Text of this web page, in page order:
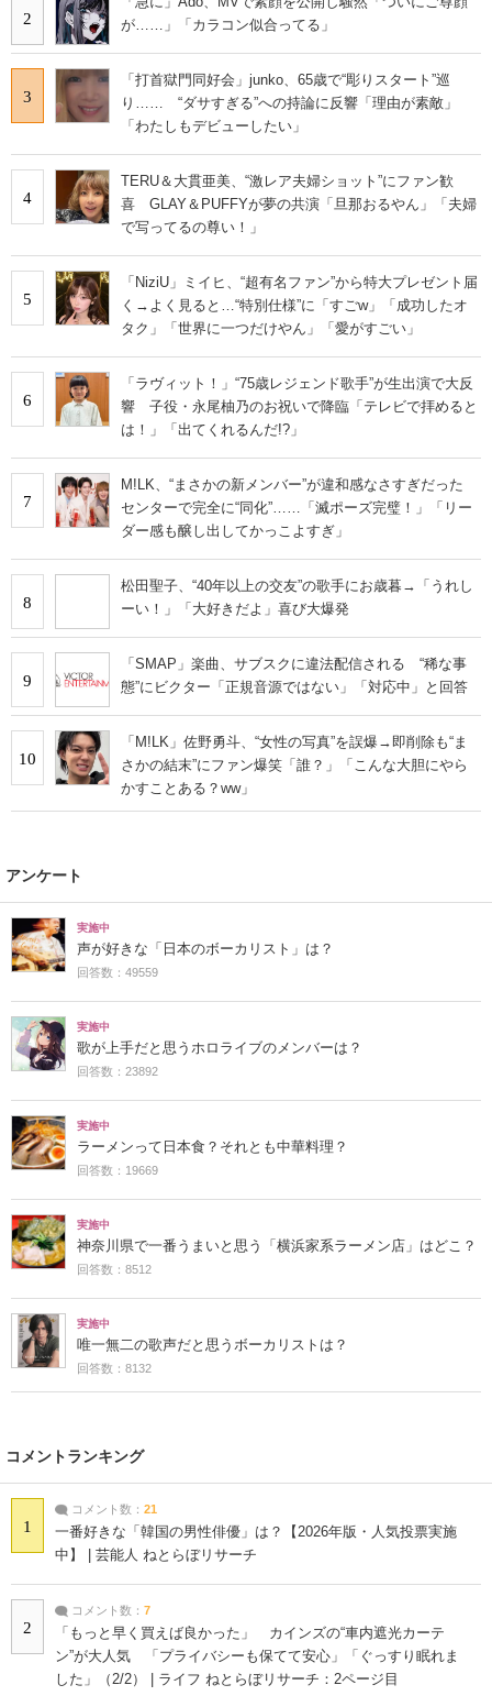
2
が……」「カラコン似合ってる」
3
「打首獄門同好会」junko、65歳で“彫りスタート”巡
り…… “ダサすぎる”への持論に反響「理由が素敵」
「わたしもデビューしたい」
4
TERU＆大貫亜美、“激レア夫婦ショット”にファン歓
喜 GLAY＆PUFFYが夢の共演「旦那おるやん」「夫婦
で写ってるの尊い！」
5
「NiziU」ミイヒ、“超有名ファン”から特大プレゼント届
く→よく見ると…“特別仕様”に「すごw」「成功したオ
タク」「世界に一つだけやん」「愛がすごい」
6
「ラヴィット！」“75歳レジェンド歌手”が生出演で大反
響 子役・永尾柚乃のお祝いで降臨「テレビで拝めると
は！」「出てくれるんだ!?」
7
M!LK、“まさかの新メンバー”が違和感なさすぎだった
センターで完全に“同化”……「滅ポーズ完璧！」「リー
ダー感も醸し出してかっこよすぎ」
8
松田聖子、“40年以上の交友”の歌手にお歳暮→「うれし
ーい！」「大好きだよ」喜び大爆発
9
「SMAP」楽曲、サブスクに違法配信される “稀な事
態”にビクター「正規音源ではない」「対応中」と回答
10
「M!LK」佐野勇斗、“女性の写真”を誤爆→即削除も“ま
さかの結末”にファン爆笑「誰？」「こんな大胆にやら
かすことある？ww」
アンケート
実施中
声が好きな「日本のボーカリスト」は？
回答数：49559
実施中
歌が上手だと思うホロライブのメンバーは？
回答数：23892
実施中
ラーメンって日本食？それとも中華料理？
回答数：19669
実施中
神奈川県で一番うまいと思う「横浜家系ラーメン店」はどこ？
回答数：8512
実施中
唯一無二の歌声だと思うボーカリストは？
回答数：8132
コメントランキング
1
コメント数： 21
一番好きな「韓国の男性俳優」は？【2026年版・人気投票実施
中】 | 芸能人 ねとらぼリサーチ
2
コメント数： 7
「もっと早く買えば良かった」 カインズの“車内遮光カーテ
ン”が大人気 「プライバシーも保てて安心」「ぐっすり眠れま
した」（2/2） | ライフ ねとらぼリサーチ：2ページ目